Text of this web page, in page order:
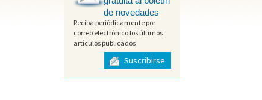
de novedades
Reciba periódicamente por
correo electrónico los últimos
artículos publicados
Suscribirse